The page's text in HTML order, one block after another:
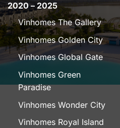
2020 – 2025
Vinhomes The Gallery
Vinhomes Golden City
Vinhomes Global Gate
Vinhomes Green
Paradise
Vinhomes Wonder City
Vinhomes Royal Island